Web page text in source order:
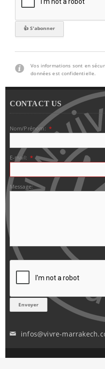
Vos informations sont en
données est confidentielle.
CONTACT US
Nom/Prénom: *
E-mail: *
Message:
✉ infos@vivre-